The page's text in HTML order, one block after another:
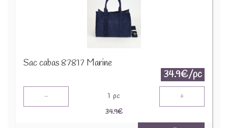
Sac cabas 87817 Marine
34.9€/pc
- 1 pc +
34.9€